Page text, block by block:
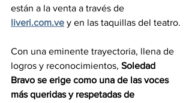
están a la venta a través de
liveri.com.ve y en las taquillas del teatro.
Con una eminente trayectoria, llena de
logros y reconocimientos, Soledad
Bravo se erige como una de las voces
más queridas y respetadas de